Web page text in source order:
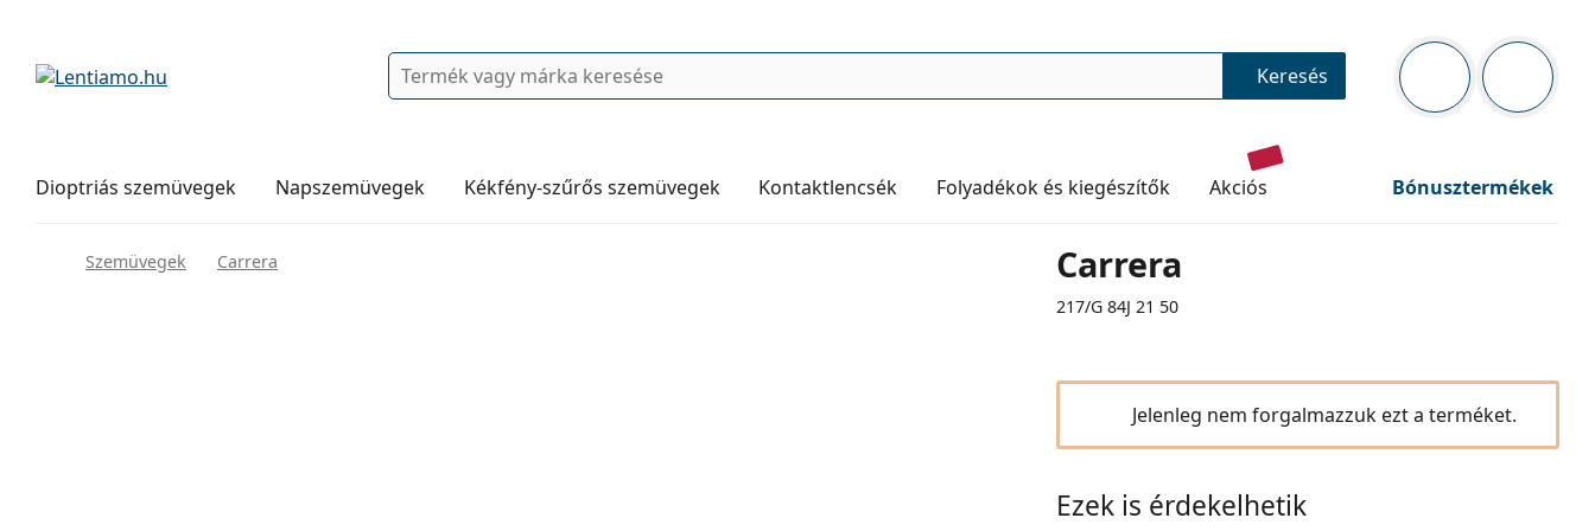
Navigációs panel
BejelentkezveKosara
Keresés Keresés
Kontaktlencsék
Folyadékok
Dioptriás szemüvegek Napszemüvegek Kékfény-szűrős szemüvegek Folyadékok és kiegészítők akciós Bónusztermékek
Hogyan rendeljen
Carrera
217/G 84J 21 50
Szemüvegek Carrera
Jelenleg nem forgalmazzuk ezt a terméket.
Ezek is érdekelhetik